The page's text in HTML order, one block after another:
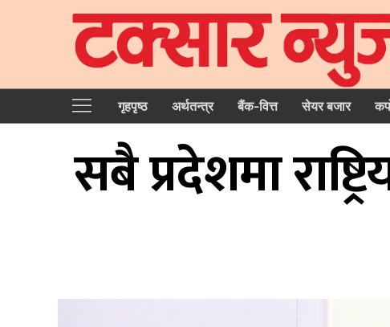
गृहपृष्‍ठ अर्थतन्त्र बैंक-वित्त सेयर बजार
सबै प्रदेशमा